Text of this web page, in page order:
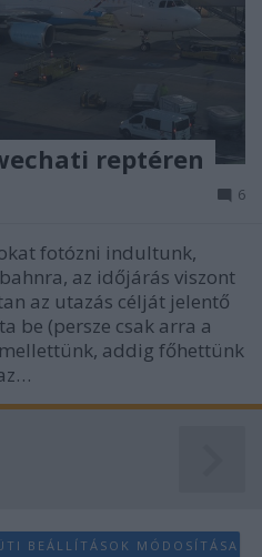
reptéren
6
fotózni indultunk,
az időjárás viszont
az utazás célját jelentő
be (persze csak arra a
addig főhettünk
BEÁLLÍTÁSOK MÓDOSÍTÁSA